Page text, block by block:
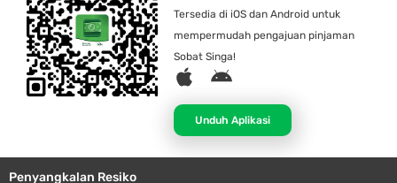
Tersedia di iOS dan Android untuk
mempermudah pengajuan pinjaman
Sobat Singa!
A
p
l
e
A
d
r
o
Unduh Aplikasi
Penyangkalan Resiko